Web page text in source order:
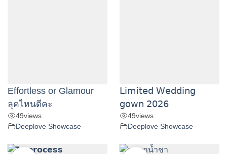
Effortless or Glamour
ลุคไหนดีคะ
49views
Deeplove Showcase
𝖫𝗂𝗆𝗂𝗍𝖾𝖽 𝖶𝖾𝖽𝖽𝗂𝗇𝗀
𝗀𝗈𝗐𝗇 𝟤𝟢𝟤𝟨
49views
Deeplove Showcase